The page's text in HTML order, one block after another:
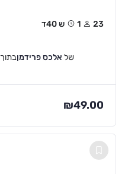
23 1ש 40ד
של אלכס פרידמןבתוך
₪49.00